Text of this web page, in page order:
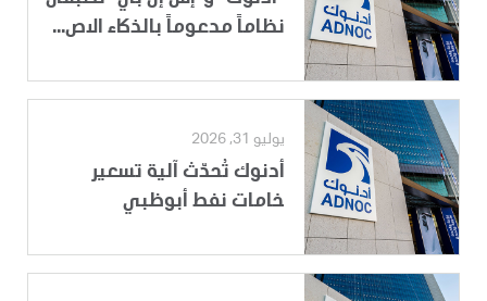
نظاماً مدعوماً بالذكاء الاص...
يوليو 31, 2026
أدنوك تُحدّث آلية تسعير
خامات نفط أبوظبي